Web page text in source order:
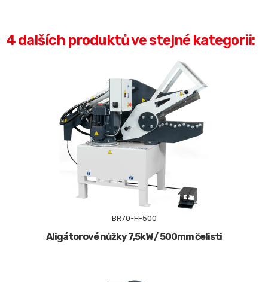
4 dalších produktů ve stejné kategorii:
BR70-FF500
Aligátorové nůžky 7,5kW / 500mm čelisti